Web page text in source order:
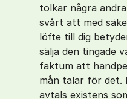
tolkar några
svårt att med
löfte till dig
sälja den tingade
faktum att
mån talar för det.
avtals existens